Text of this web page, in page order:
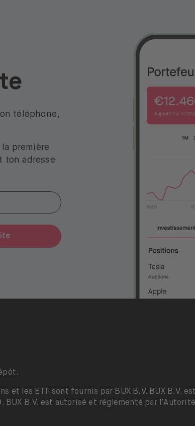
téléphone,
première
ton adresse
et les ETF sont fournis par BUX B.V. BUX B.V.
BUX B.V. est autorisé et réglementé par